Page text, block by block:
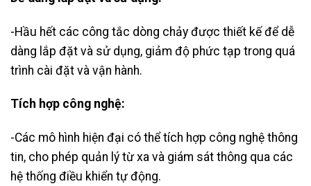
-Hầu hết các công tắc dòng chảy được thiết kế để dễ
dàng lắp đặt và sử dụng, giảm độ phức tạp trong quá
trình cài đặt và vận hành.
Tích hợp công nghệ:
-Các mô hình hiện đại có thể tích hợp công nghệ thông
tin, cho phép quản lý từ xa và giám sát thông qua các
hệ thống điều khiển tự động.